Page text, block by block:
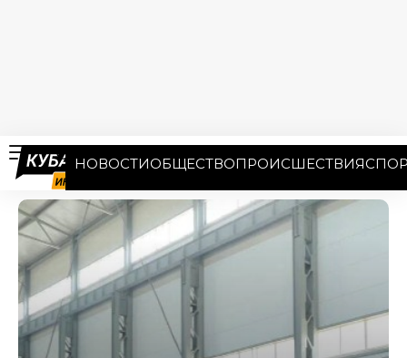
НОВОСТИОБЩЕСТВОПРОИСШЕСТВИЯ